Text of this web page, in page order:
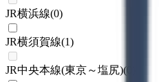
JR横浜線(0)
JR横須賀線(1)
JR中央本線(東京～塩尻)(